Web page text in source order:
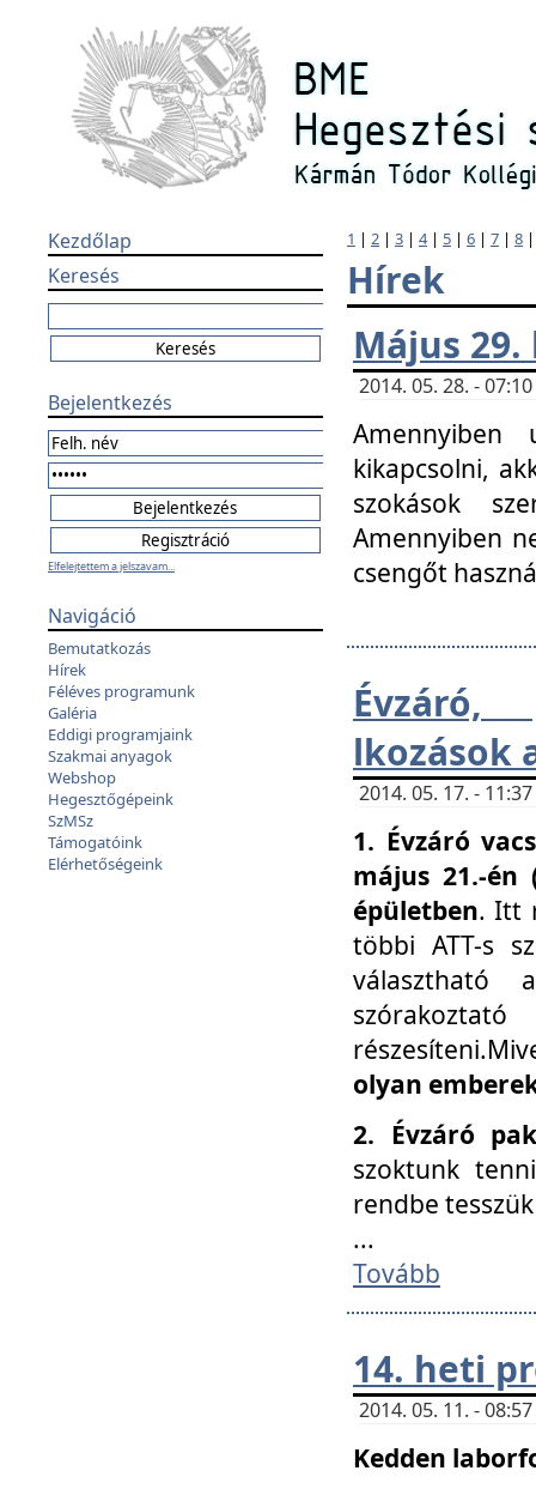
Kezdőlap
Keresés
Bejelentkezés
Elfelejtettem a jelszavam...
Navigáció
Bemutatkozás
Hírek
Féléves programunk
Galéria
Eddigi programjaink
Szakmai anyagok
Webshop
Hegesztőgépeink
SzMSz
Támogatóink
Elérhetőségeink
1 | 2 | 3 | 4| 5 | 6 | 7 | 8
Hírek
Május
2014. 05. 28. -
kikapcsolni,
szokások
Amennyiben
csengőt
Évzáró,
lkozások
2014. 05. 17. -
1. Évzáró
május 21.-én
épületben. Itt
többi ATT-s
választható
olyan
2. Évzáró
szoktunk
rendbe
...
Tovább
14. heti
2014. 05. 11. -
Kedden